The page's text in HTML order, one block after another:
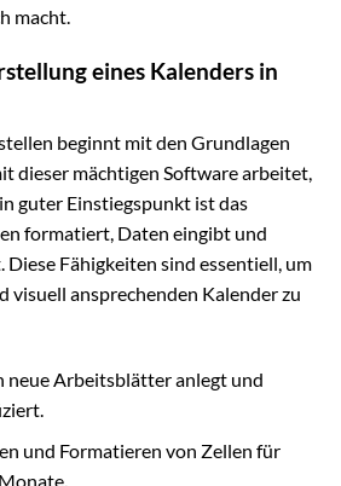
macht.
eines Kalenders in
beginnt mit den Grundlagen
dieser mächtigen Software arbeitet,
guter Einstiegspunkt ist das
formatiert, Daten eingibt und
Fähigkeiten sind essentiell, um
visuell ansprechenden Kalender zu
neue Arbeitsblätter anlegt und
und Formatieren von Zellen für